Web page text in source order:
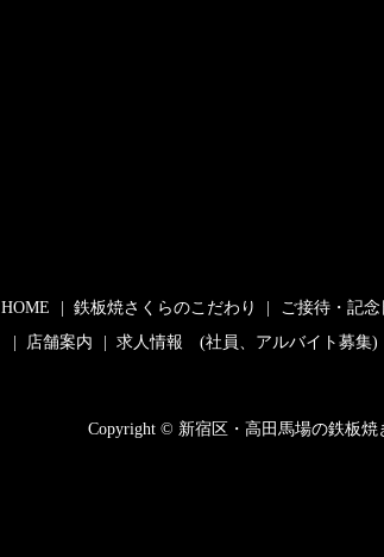
HOME 鉄板焼さくらのこだわり ご接待・記
店舗案内
求人情報 (社員、アルバイト募集)
Copyright © 新宿区・高田馬場の鉄板焼